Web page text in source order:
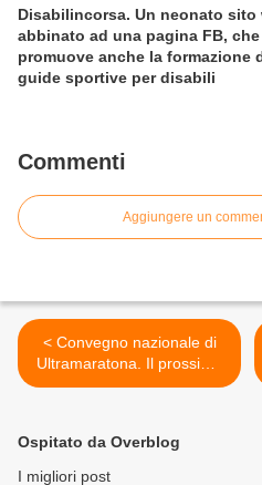
Disabilincorsa. Un neonato sito
abbinato ad una pagina FB, che
promuove anche la formazione
guide sportive per disabili
Commenti
Aggiungere un
< Convegno nazionale di
Ultramaratona. Il prossimo
1° giugno, a Gualdo Tadino,
presentazione ufficiale della
Nazionale Ultratrail
Ospitato da Overblog
I migliori post